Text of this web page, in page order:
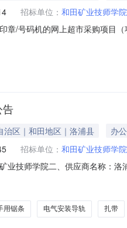
招标单位： 和田矿业技师学院
章/号码机的网上超市采购项目
政区划名称:新疆维吾尔自治区
告
治区｜和田地区｜洛浦县
办
招标单位： 和田矿业技师学院
业技师学院二、供应商名称：
个5.0015753胜为扎带束线带
用锯条 电气安装导轨 扎带